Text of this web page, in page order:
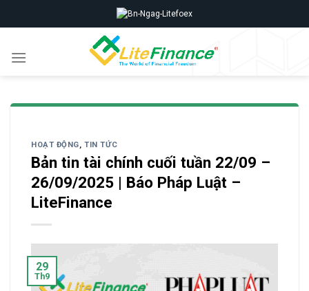
to
HOẠT ĐỘNG,TIN TỨC
Bản tin tài chính cuối tuần 22/09 –
26/09/2025 | Báo Pháp Luật –
LiteFinance
29
Th9